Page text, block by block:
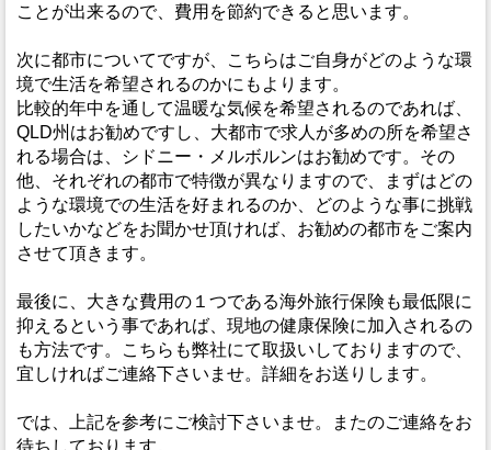
ことが出来るので、費用を節約できると思います。
次に都市についてですが、こちらはご自身がどのような環
境で生活を希望されるのかにもよります。
比較的年中を通して温暖な気候を希望されるのであれば、
QLD州はお勧めですし、大都市で求人が多めの所を希望さ
れる場合は、シドニー・メルボルンはお勧めです。その
他、それぞれの都市で特徴が異なりますので、まずはどの
ような環境での生活を好まれるのか、どのような事に挑戦
したいかなどをお聞かせ頂ければ、お勧めの都市をご案内
させて頂きます。
最後に、大きな費用の１つである海外旅行保険も最低限に
抑えるという事であれば、現地の健康保険に加入されるの
も方法です。こちらも弊社にて取扱いしておりますので、
宜しければご連絡下さいませ。詳細をお送りします。
では、上記を参考にご検討下さいませ。またのご連絡をお
待ちしております。